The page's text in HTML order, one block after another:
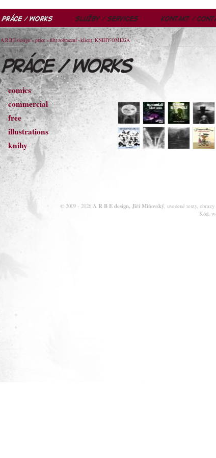
A R B E design» práce» filtr zobrazení - klient: KNIHY OMEGA
comics
commercial
free
illustrations
knihy
© 2009 - 2026 A R B E design, Jiří Miňovský, uvedené texty,
Kód,